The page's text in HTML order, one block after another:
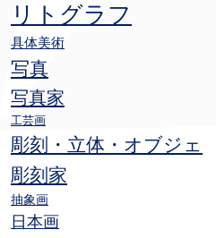
リトグラフ
具体美術
写真
写真家
工芸画
彫刻・立体・オブジェ
彫刻家
抽象画
日本画